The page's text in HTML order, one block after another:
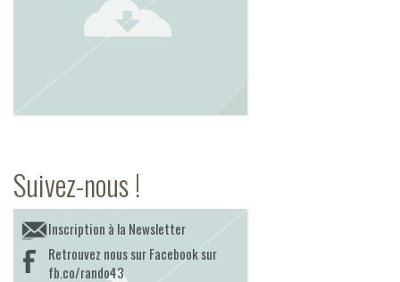
Suivez-nous !
Inscription à la Newsletter
Retrouvez nous sur Facebook sur
fb.co/rando43